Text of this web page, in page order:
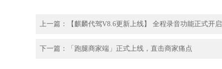
上一篇：【麒麟代驾V8.6更新上线】 全程录音功能正式开启
下一篇：「跑腿商家端」正式上线，直击商家痛点